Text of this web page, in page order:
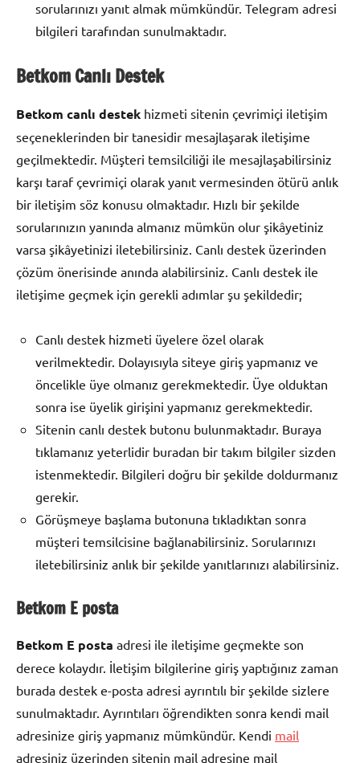
sorularınızı yanıt almak mümkündür. Telegram adresi
bilgileri tarafından sunulmaktadır.
Betkom Canlı Destek
Betkom canlı destek hizmeti sitenin çevrimiçi iletişim
seçeneklerinden bir tanesidir mesajlaşarak iletişime
geçilmektedir. Müşteri temsilciliği ile mesajlaşabilirsiniz
karşı taraf çevrimiçi olarak yanıt vermesinden ötürü anlık
bir iletişim söz konusu olmaktadır. Hızlı bir şekilde
sorularınızın yanında almanız mümkün olur şikâyetiniz
varsa şikâyetinizi iletebilirsiniz. Canlı destek üzerinden
çözüm önerisinde anında alabilirsiniz. Canlı destek ile
iletişime geçmek için gerekli adımlar şu şekildedir;
Canlı destek hizmeti üyelere özel olarak
verilmektedir. Dolayısıyla siteye giriş yapmanız ve
öncelikle üye olmanız gerekmektedir. Üye olduktan
sonra ise üyelik girişini yapmanız gerekmektedir.
Sitenin canlı destek butonu bulunmaktadır. Buraya
tıklamanız yeterlidir buradan bir takım bilgiler sizden
istenmektedir. Bilgileri doğru bir şekilde doldurmanız
gerekir.
Görüşmeye başlama butonuna tıkladıktan sonra
müşteri temsilcisine bağlanabilirsiniz. Sorularınızı
iletebilirsiniz anlık bir şekilde yanıtlarınızı alabilirsiniz.
Betkom E posta
Betkom E posta adresi ile iletişime geçmekte son
derece kolaydır. İletişim bilgilerine giriş yaptığınız zaman
burada destek e-posta adresi ayrıntılı bir şekilde sizlere
sunulmaktadır. Ayrıntıları öğrendikten sonra kendi mail
adresinize giriş yapmanız mümkündür. Kendi mail
adresiniz üzerinden sitenin mail adresine mail